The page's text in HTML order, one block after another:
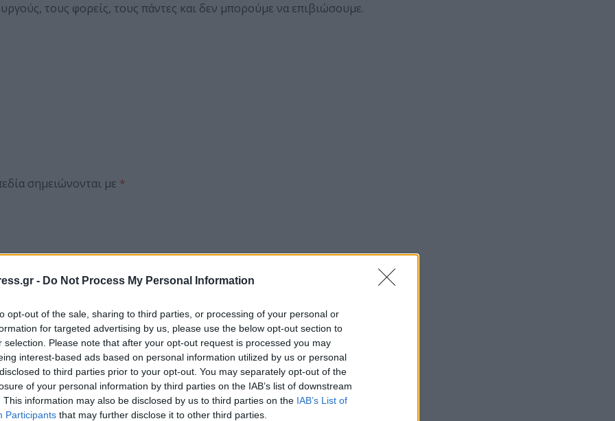
- Do Not Process My Personal Information
opt-out of the sale, sharing to third parties, or processing of your personal or
for targeted advertising by us, please use the below opt-out section to
selection. Please note that after your opt-out request is processed you may
interest-based ads based on personal information utilized by us or personal
to third parties prior to your opt-out. You may separately opt-out of the
of your personal information by third parties on the IAB’s list of downstream
This information may also be disclosed by us to third parties on the IAB’s List of
Participants that may further disclose it to other third parties.
τους φορείς, τους πάντες και δεν μπορούμε να επιβιώσουμε.
σημειώνονται με *
αυτόν τον πλοηγό για την επόμενη φορά που θα σχολιάσω.